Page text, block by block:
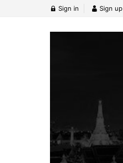
Sign in Sign up